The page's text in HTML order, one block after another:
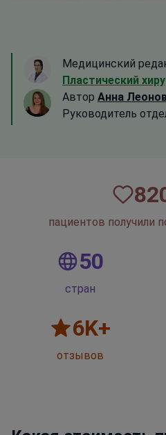
Медицинский
Пластический
Автор Анна
Руководитель
пациентов получили
50
стран
6K+
отзывов